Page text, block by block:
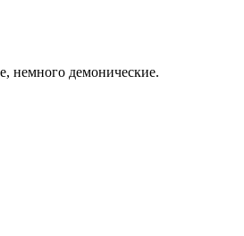
немного демонические.